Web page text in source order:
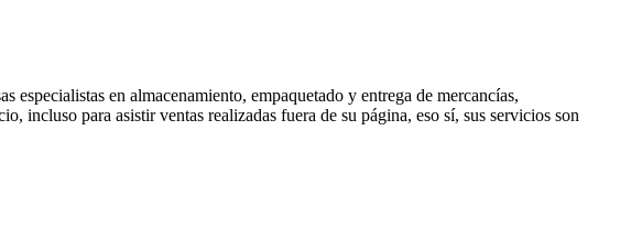
especialistas en almacenamiento, empaquetado y entrega de mercancías,
incluso para asistir ventas realizadas fuera de su página, eso sí, sus servicios son